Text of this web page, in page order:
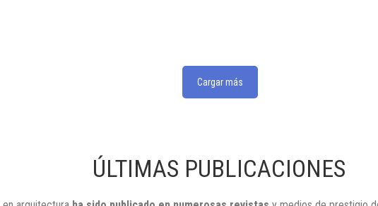
Cargar más
ÚLTIMAS PUBLICACIONES